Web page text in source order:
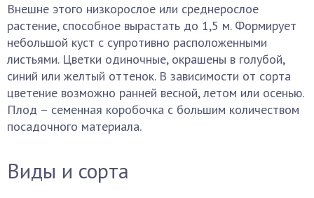
Внешне этого низкорослое или среднерослое
растение, способное вырастать до 1,5 м. Формирует
небольшой куст с супротивно расположенными
листьями. Цветки одиночные, окрашены в голубой,
синий или желтый оттенок. В зависимости от сорта
цветение возможно ранней весной, летом или осенью.
Плод – семенная коробочка с большим количеством
посадочного материала.
Виды и сорта